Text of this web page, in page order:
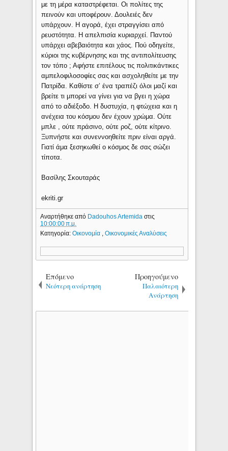
με τη μέρα καταστρέφεται. Οι πολίτες της
πεινούν και υποφέρουν. Δουλειές δεν
υπάρχουν. Η αγορά, έχει στραγγίσει από
ρευστότητα. Η απελπισία κυριαρχεί. Παντού
υπάρχει αβεβαιότητα και χάος. Πού οδηγείτε,
κύριοι της κυβέρνησης και της αντιπολίτευσης
τον τόπο ; Αφήστε επιτέλους τις πολιτικάντικες
αμπελοφιλοσοφίες σας και ασχοληθείτε με την
Πατρίδα. Καθίστε σ’ ένα τραπέζι όλοι μαζί και
βρείτε τι μπορεί να γίνει για να βγει η χώρα
από το αδιέξοδο. Η δυστυχία, η φτώχεια και η
ανέχεια του κόσμου δεν έχουν χρώμα. Ούτε
μπλε , ούτε πράσινο, ούτε ροζ, ούτε κίτρινο.
Ξυπνήστε και συνεννοηθείτε πριν είναι αργά.
Γιατί άμα ξεσηκωθεί ο κόσμος δε σας σώζει
τίποτα.
Βασίλης Σκουταράς
ekriti.gr
Αναρτήθηκε από Dadouhos Artemidaστις
10:00:00 π.μ.
Κατηγορία:Οικονομία ,Οικονομικές Αναλύσεις
Επόμενο
Νεότερη ανάρτηση
Προηγούμενο
Παλαιότερη
Ανάρτηση